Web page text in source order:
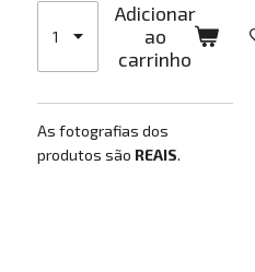
Adicionar
ao
carrinho
As fotografias dos
produtos são REAIS.